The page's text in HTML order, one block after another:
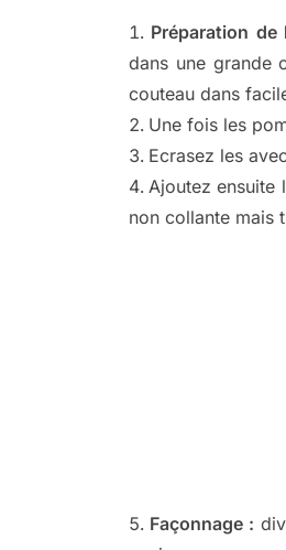
Préparation de
dans une grande
couteau dans
Une fois les
Ecrasez les
Ajoutez ensuite
non collante mais
Façonnage :